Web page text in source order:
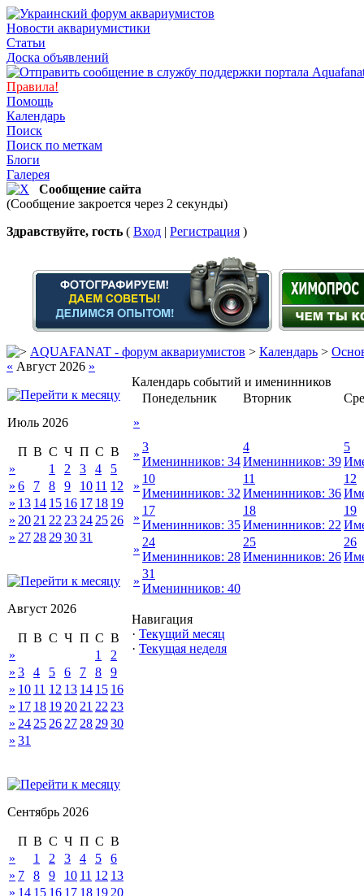
Новости аквариумистики
Статьи
Доска объявлений
Правила!
Помощь
Календарь
Поиск
Поиск по меткам
Блоги
Галерея
Сообщение сайта
(Сообщение закроется через 2 секунды)
Здравствуйте, гость ( Вход | Регистрация )
AQUAFANAT - форум аквариумистов > Календарь >
« Август 2026 »
Июль 2026
П В С Ч П С В
»
1 2 3 4
5
» 6 7 8 9 10 11 12
» 13 14 15 16 17 18 19
» 20 21 22 23 24 25 26
» 27 28 293031
Август 2026
П В С Ч П С В
»
1
2
» 3 4 5 6 7 8
9
» 10 11 12 13 14 15 16
» 17 18 19 20 21 22 23
» 24 25 26 27 28 2930
» 31
Сентябрь 2026
П В С Ч П С В
»
1 2 3 4 5
6
» 7 8 9 10 11 12 13
» 14 15 16 17 18 19 20
Календарь событий и именинников
Понедельник
Вторник
»
»
3
Именинников: 34
4
Именинников: 39
5
»
10
Именинников: 32
11
Именинников: 36
12
»
17
Именинников: 35
18
Именинников: 22
19
»
24
Именинников: 28
25
Именинников: 26
26
»
31
Именинников: 40
Навигация
· Текущий месяц
· Текущая неделя